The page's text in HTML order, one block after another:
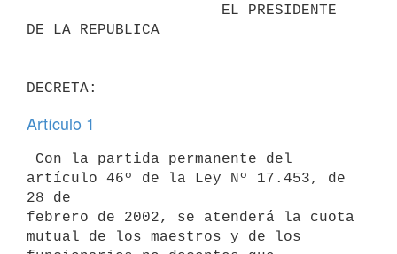
DE LA REPUBLICA
Artículo 1
artículo 46º de la Ley Nº 17.453, de
28 de
febrero de 2002, se atenderá la cuota
mutual de los maestros y de los